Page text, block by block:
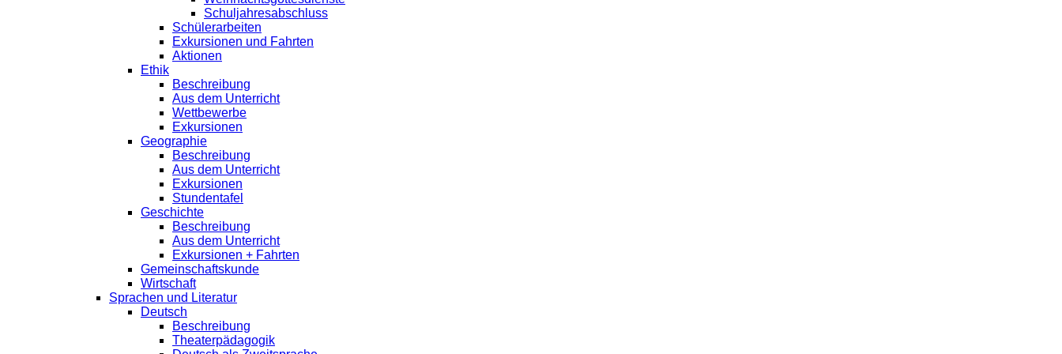
Schuljahresabschluss
Schülerarbeiten
Exkursionen und Fahrten
Aktionen
Ethik
Beschreibung
Aus dem Unterricht
Wettbewerbe
Exkursionen
Geographie
Beschreibung
Aus dem Unterricht
Exkursionen
Stundentafel
Geschichte
Beschreibung
Aus dem Unterricht
Exkursionen + Fahrten
Gemeinschaftskunde
Wirtschaft
Sprachen und Literatur
Deutsch
Beschreibung
Theaterpädagogik